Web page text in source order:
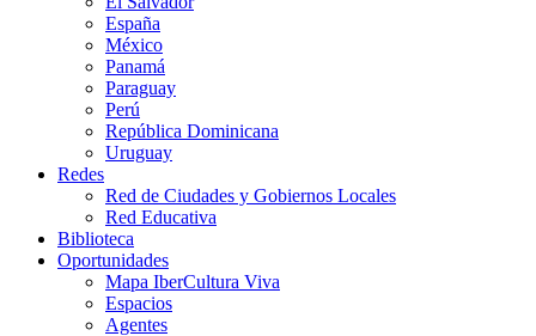
España
México
Panamá
Paraguay
Perú
República Dominicana
Uruguay
Redes
Red de Ciudades y Gobiernos Locales
Red Educativa
Biblioteca
Oportunidades
Mapa IberCultura Viva
Espacios
Agentes